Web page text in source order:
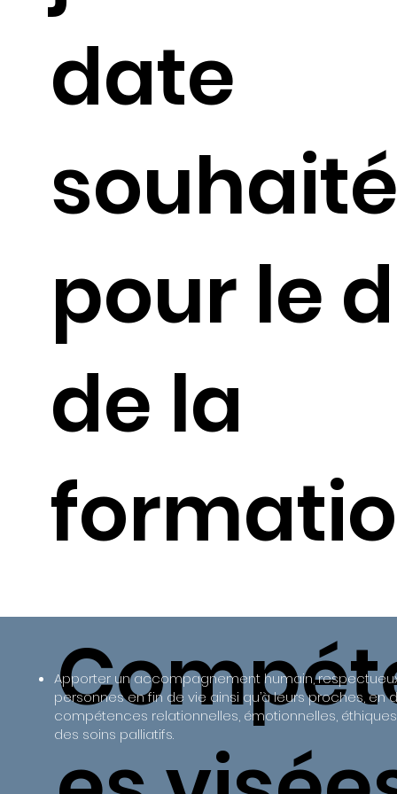
date
pour le
de la
Apporter un accompagnement humain,
personnes en fin de vie ainsi qu’à leurs proches, en
compétences relationnelles, émotionnelles,
des soins palliatifs.